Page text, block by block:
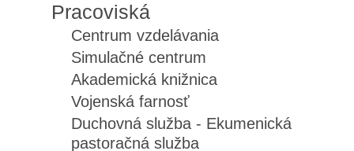
Pracoviská
Centrum vzdelávania
Simulačné centrum
Akademická knižnica
Vojenská farnosť
Duchovná služba - Ekumenická
pastoračná služba